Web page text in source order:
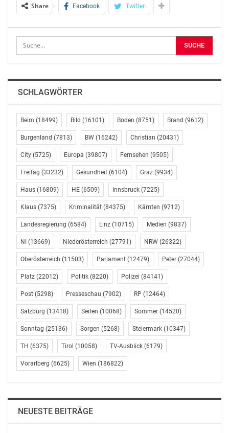
Dialog.
Neisser war nicht nur ein herausragender
Politikwissenschaftler und Parlamentarier, sondern
für europäische Werte, Demokratie und
Rechtsstaatlichkeit war unermüdlich.
Auch innerhalb des BEJ hinterlässt er eine bleibende
Spur: Viele Jahre wirkte er als Vorstandsmitglied,
begleitete die Arbeit junger Menschen mit Rat,
Erfahrung, großer Offenheit und Herzlichkeit. Später
wurde er BEJ-Ehrenvorsitzender, eine Anerkennung für
sein jahrzehntelanges ehrenamtliches Engagement.
Zahlreiche Seminare, Vorträge und europäische
Bildungsprojekte des BEJ trugen seine Handschrift, und
unzählige EU-Projekte und Kampagnen des BEJ hat er
über Jahre hinweg ehrenamtlich unterstützt.
„Heinrich Neisser war ein Brückenbauer zwischen
Politik und Zivilgesellschaft, zwischen den
Generationen und über nationale Grenzen hinweg. Er
hat unzähligen jungen Menschen Mut gemacht, sich für
Europa einzusetzen. Sein unermüdliches Engagement
für Demokratie, Dialog und ein vereintes Europa bleibt
uns Inspiration und Vorbild“, betont BEJ-
Bundesvorsitzende Ella Walzer.
Mit Heinrich Neisser verliert Europa einen großen
Wegbegleiter, Freund und Mentor.
Share Facebook Twitter
SCHLAGWÖRTER
Beim (18499) Bild (16101) Boden (8751) Brand (9612)
Burgenland (7813) BW (16242) Christian (20431)
City (5725) Europa (39807) Fernsehen (9505)
Freitag (33232) Gesundheit (6104) Graz (9934)
Haus (16809) HE (6509) Innsbruck (7225)
Klaus (7375) Kriminalität (84375) Kärnten (9712)
Landesregierung (6584) Linz (10715) Medien (9837)
NI (13669) Niederösterreich (27791) NRW (26322)
Oberösterreich (11503) Parlament (12479) Peter (27044)
Platz (22012) Politik (8220) Polizei (84141)
Post (5298) Presseschau (7902) RP (12464)
Salzburg (13418) Seiten (10068) Sommer (14520)
Sonntag (25136) Sorgen (5268) Steiermark (10347)
TH (6375) Tirol (10058) TV-Ausblick (6179)
Vorarlberg (6625) Wien (186822)
NEUESTE BEITRÄGE